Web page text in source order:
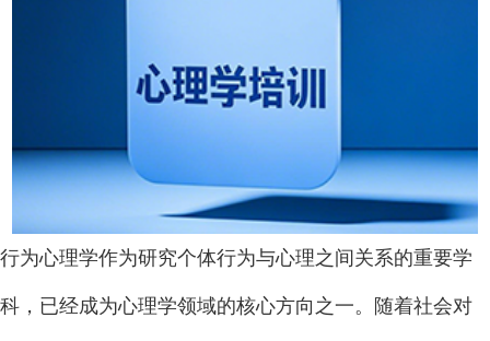
行为心理学作为研究个体行为与心理之间关系的重要学
科，已经成为心理学领域的核心方向之一。随着社会对